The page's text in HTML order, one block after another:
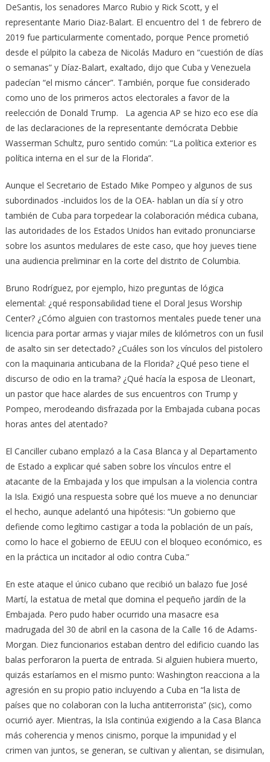
DeSantis, los senadores Marco Rubio y Rick Scott, y el
representante Mario Diaz-Balart. El encuentro del 1 de febrero de
2019 fue particularmente comentado, porque Pence prometió
desde el púlpito la cabeza de Nicolás Maduro en “cuestión de días
o semanas” y Díaz-Balart, exaltado, dijo que Cuba y Venezuela
padecían “el mismo cáncer”. También, porque fue considerado
como uno de los primeros actos electorales a favor de la
reelección de Donald Trump. La agencia AP se hizo eco ese día
de las declaraciones de la representante demócrata Debbie
Wasserman Schultz, puro sentido común: “La política exterior es
política interna en el sur de la Florida”.
Aunque el Secretario de Estado Mike Pompeo y algunos de sus
subordinados -incluidos los de la OEA- hablan un día sí y otro
también de Cuba para torpedear la colaboración médica cubana,
las autoridades de los Estados Unidos han evitado pronunciarse
sobre los asuntos medulares de este caso, que hoy jueves tiene
una audiencia preliminar en la corte del distrito de Columbia.
Bruno Rodríguez, por ejemplo, hizo preguntas de lógica
elemental: ¿qué responsabilidad tiene el Doral Jesus Worship
Center? ¿Cómo alguien con trastornos mentales puede tener una
licencia para portar armas y viajar miles de kilómetros con un fusil
de asalto sin ser detectado? ¿Cuáles son los vínculos del pistolero
con la maquinaria anticubana de la Florida? ¿Qué peso tiene el
discurso de odio en la trama? ¿Qué hacía la esposa de Lleonart,
un pastor que hace alardes de sus encuentros con Trump y
Pompeo, merodeando disfrazada por la Embajada cubana pocas
horas antes del atentado?
El Canciller cubano emplazó a la Casa Blanca y al Departamento
de Estado a explicar qué saben sobre los vínculos entre el
atacante de la Embajada y los que impulsan a la violencia contra
la Isla. Exigió una respuesta sobre qué los mueve a no denunciar
el hecho, aunque adelantó una hipótesis: “Un gobierno que
defiende como legítimo castigar a toda la población de un país,
como lo hace el gobierno de EEUU con el bloqueo económico, es
en la práctica un incitador al odio contra Cuba.”
En este ataque el único cubano que recibió un balazo fue José
Martí, la estatua de metal que domina el pequeño jardín de la
Embajada. Pero pudo haber ocurrido una masacre esa
madrugada del 30 de abril en la casona de la Calle 16 de Adams-
Morgan. Diez funcionarios estaban dentro del edificio cuando las
balas perforaron la puerta de entrada. Si alguien hubiera muerto,
quizás estaríamos en el mismo punto: Washington reacciona a la
agresión en su propio patio incluyendo a Cuba en “la lista de
países que no colaboran con la lucha antiterrorista” (sic), como
ocurrió ayer. Mientras, la Isla continúa exigiendo a la Casa Blanca
más coherencia y menos cinismo, porque la impunidad y el
crimen van juntos, se generan, se cultivan y alientan, se disimulan,